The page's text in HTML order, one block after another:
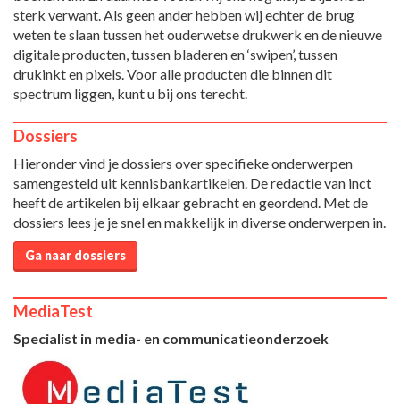
sterk verwant. Als geen ander hebben wij echter de brug
weten te slaan tussen het ouderwetse drukwerk en de nieuwe
digitale producten, tussen bladeren en ‘swipen’, tussen
drukinkt en pixels. Voor alle producten die binnen dit
spectrum liggen, kunt u bij ons terecht.
Dossiers
Hieronder vind je dossiers over specifieke onderwerpen
samengesteld uit kennisbankartikelen. De redactie van inct
heeft de artikelen bij elkaar gebracht en geordend. Met de
dossiers lees je je snel en makkelijk in diverse onderwerpen in.
Ga naar dossiers
MediaTest
Specialist in media- en communicatieonderzoek